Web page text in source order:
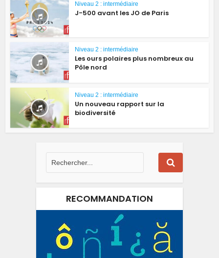
Niveau 2 : intermédiaire
J-500 avant les JO de Paris
Niveau 2 : intermédiaire
Les ours polaires plus nombreux au
Pôle nord
Niveau 2 : intermédiaire
Un nouveau rapport sur la
biodiversité
RECOMMANDATION